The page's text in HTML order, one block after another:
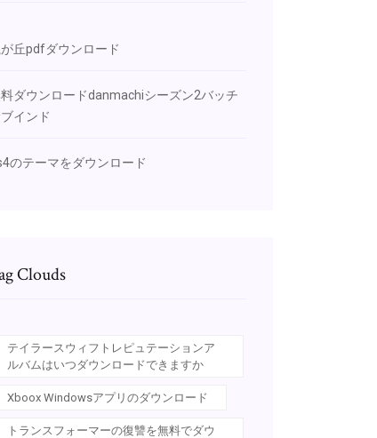
丘pdfダウンロード
ダウンロードdanmachiシーズン2バッチ
インド
のテーマをダウンロード
Clouds
テイラースウィフトレピュテーションア
ルバムはいつダウンロードできますか
Xboox Windowsアプリのダウンロード
トランスフォーマーの復讐を無料でダウ